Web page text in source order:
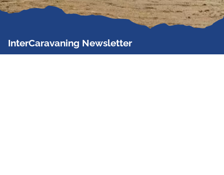
InterCaravaning Newsletter